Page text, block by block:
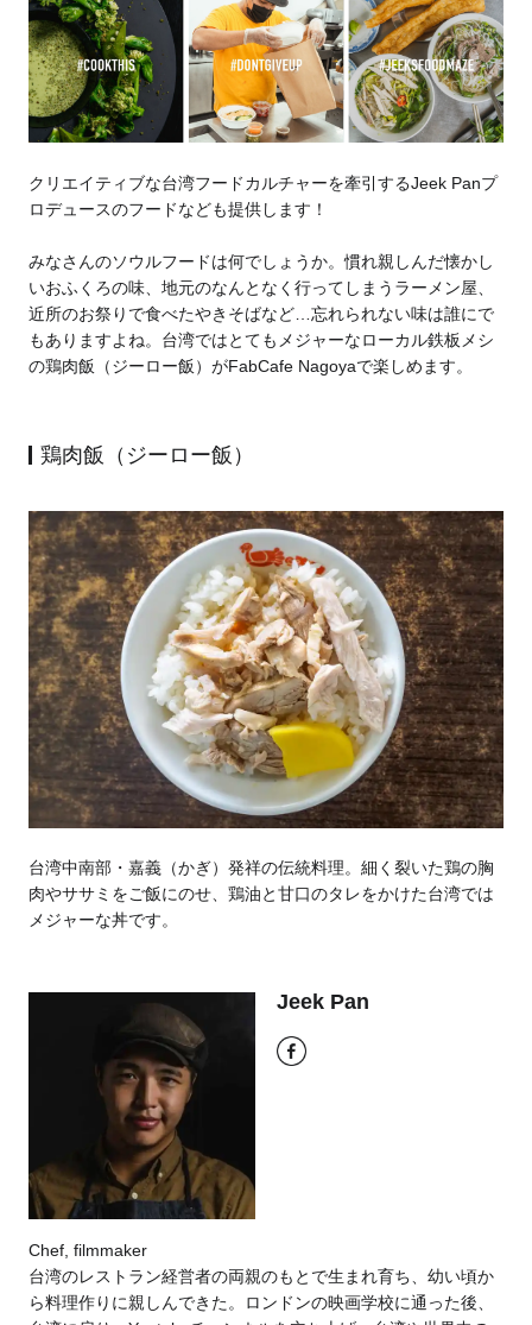
クリエイティブな台湾フードカルチャーを牽引するJeek Panプ
ロデュースのフードなども提供します！
みなさんのソウルフードは何でしょうか。慣れ親しんだ懐かし
いおふくろの味、地元のなんとなく行ってしまうラーメン屋、
近所のお祭りで食べたやきそばなど…忘れられない味は誰にで
もありますよね。台湾ではとてもメジャーなローカル鉄板メシ
の鶏肉飯（ジーロー飯） がFabCafe Nagoyaで楽しめます。
鶏肉飯（ジーロー飯）
台湾中南部・嘉義（かぎ）発祥の伝統料理。細く裂いた鶏の胸
肉やササミをご飯にのせ、鶏油と甘口のタレをかけた台湾では
メジャーな丼です。
Jeek Pan
Chef, filmmaker
台湾のレストラン経営者の両親のもとで生まれ育ち、幼い頃か
ら料理作りに親しんできた。
ロンドンの映画学校に通った後、